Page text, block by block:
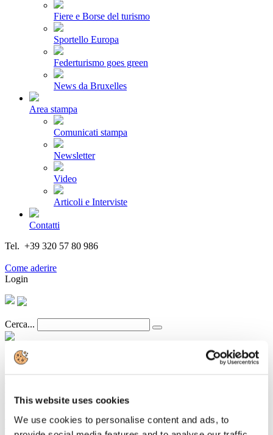
This website uses cookies
We use cookies to personalise content and ads, to
Fiere e Borse del turismo
Sportello Europa
Federturismo goes green
News da Bruxelles
Area stampa
Comunicati stampa
Newsletter
Video
Articoli e Interviste
Contatti
Tel. +39 320 57 80 986
Come aderire
Login
Cerca...
turismo italiano sfiorano i 480 milioni di
presenze nel 2026